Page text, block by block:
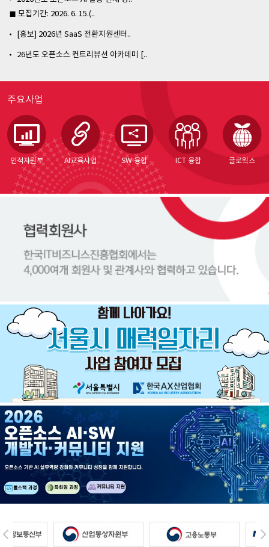
■ 모집기간: 2026. 6. 15.(..
[홍보] 2026년 SaaS 전환지원센터..
26년도 오픈소스 컨트리뷰션 아카데미 [..
주요사업
인적자원부 AI교육사업 SW 융합 ICT 융합 글로웍스